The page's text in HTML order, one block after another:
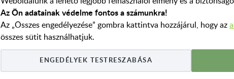
Az Ön adatainak védelme fontos a számunkra!
Az „Összes engedélyezése” gombra kattintva hozzájárul, hogy az
összes sütit használhatjuk.
ENGEDÉLYEK TESTRESZABÁSA